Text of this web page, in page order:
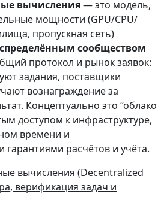
вычисления— это модель,
мощности (GPU/CPU/
пропускная сеть)
сообществом
протокол и рынок заявок:
задания, поставщики
вознаграждение за
Концептуально это “облако
доступом к инфраструктуре,
времени и
гарантиями расчётов и учёта.